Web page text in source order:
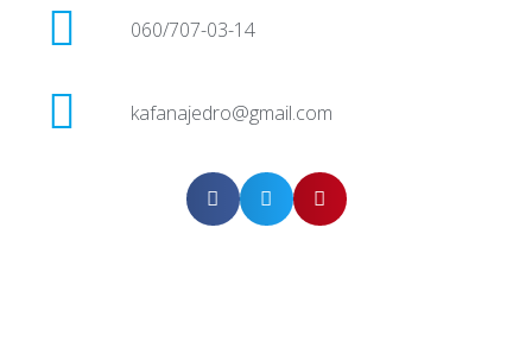
060/707-03-14
kafanajedro@gmail.com